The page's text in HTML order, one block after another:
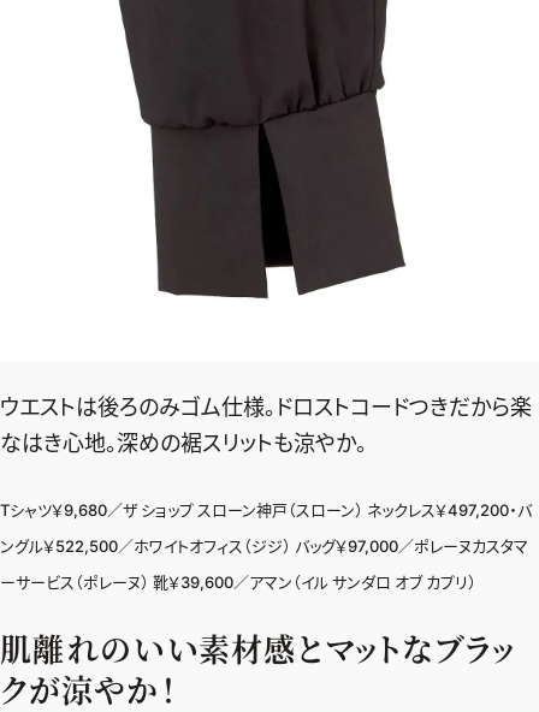
ウエストは後ろのみゴム仕様。ドロストコードつきだから楽
なはき心地。深めの裾スリットも涼やか。
Tシャツ￥9,680／ザ ショップ スローン神戸（スローン） ネックレス￥497,200・バ
ングル￥522,500／ホワイトオフィス（ジジ） バッグ￥97,000／ポレーヌカスタマ
ーサービス（ポレーヌ） 靴￥39,600／アマン（イル サンダロ オブ カプリ）
肌離れのいい素材感とマットなブラッ
クが涼やか！